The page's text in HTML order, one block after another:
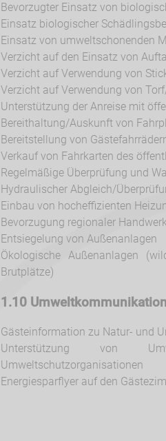
Bevorzugter Einsatz von
Einsatz biologischer
Einsatz von umweltschonenden
Verzicht auf den Einsatz von
Verzicht auf Verwendung von
Verzicht auf Verwendung von
Unterstützung der Anreise mit
Bereithaltung/Auskunft von
Bereitstellung von
Verkauf von Fahrkarten des
Regelmäßige Überprüfung und
Hydraulischer Abgleich/
Einbau von hocheffizienten
Bevorzugung regionaler
Entsiegelung von Außenanlagen
Ökologische Außenanlagen
Brutplätze)
1.10 Umweltkommunikation
Gästeinformation zu Natur- und
Unterstützung von
Umweltschutzorganisationen
Energiesparflyer auf den